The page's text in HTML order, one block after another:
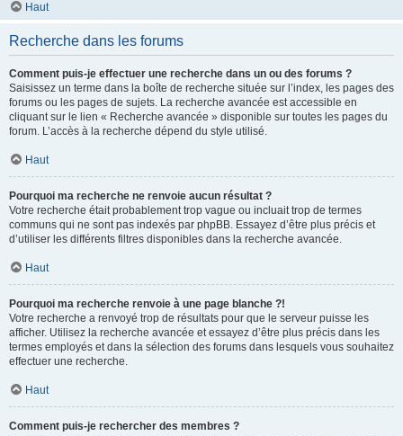
Haut
Recherche dans les forums
Comment puis-je effectuer une recherche dans un ou des forums ?
Saisissez un terme dans la boîte de recherche située sur l’index, les pages des
forums ou les pages de sujets. La recherche avancée est accessible en
cliquant sur le lien « Recherche avancée » disponible sur toutes les pages du
forum. L’accès à la recherche dépend du style utilisé.
Haut
Pourquoi ma recherche ne renvoie aucun résultat ?
Votre recherche était probablement trop vague ou incluait trop de termes
communs qui ne sont pas indexés par phpBB. Essayez d’être plus précis et
d’utiliser les différents filtres disponibles dans la recherche avancée.
Haut
Pourquoi ma recherche renvoie à une page blanche ?!
Votre recherche a renvoyé trop de résultats pour que le serveur puisse les
afficher. Utilisez la recherche avancée et essayez d’être plus précis dans les
termes employés et dans la sélection des forums dans lesquels vous souhaitez
effectuer une recherche.
Haut
Comment puis-je rechercher des membres ?